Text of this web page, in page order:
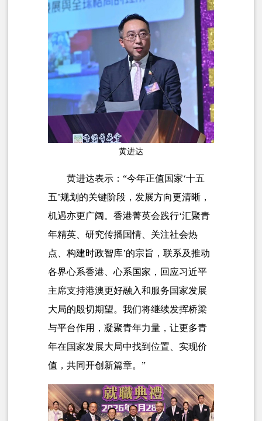
黄进达
黄进达表示：“今年正值国家‘十五
五’规划的关键阶段，发展方向更清晰，
机遇亦更广阔。香港菁英会践行‘汇聚青
年精英、研究传播国情、关注社会热
点、构建时政智库’的宗旨，联系及推动
各界心系香港、心系国家，回应习近平
主席支持港澳更好融入和服务国家发展
大局的殷切期望。我们将继续发挥桥梁
与平台作用，凝聚青年力量，让更多青
年在国家发展大局中找到位置、实现价
值，共同开创新篇章。”